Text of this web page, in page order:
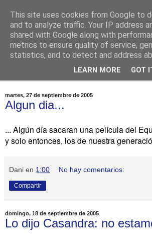
Dawolf
Blog, cine, fotografia, programación
martes, 27 de septiembre de 2005
Algun dia...
... Algún día sacaran una película del
y solo entonces, los de nuestra
Dani en 1:00 No hay comentarios:
Compartir
domingo, 18 de septiembre de 2005
Lo dijo Casandra: no
This site uses cookies from Google to
and to analyze traffic. Your IP address
shared with Google along with
metrics to ensure quality of service,
statistics, and to detect and address
LEARN MORE GOT